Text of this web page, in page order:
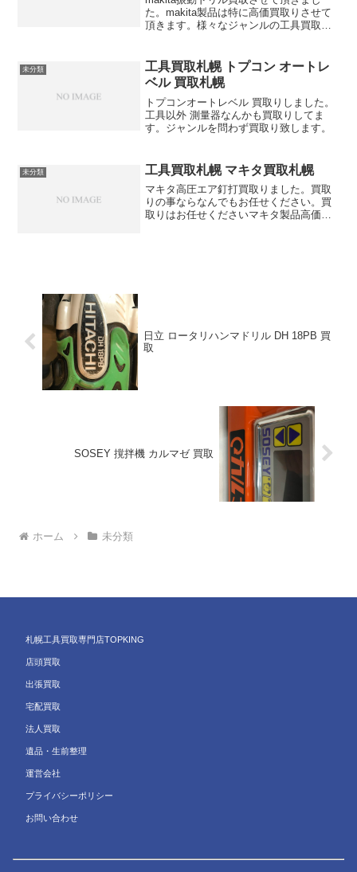
た。makita製品は特に高価買取りさせて
頂きます。様々なジャンルの工具買取し
未分類
工具買取札幌 トプコン オートレ
ベル 買取札幌
トプコンオートレベル 買取りしました。
工具以外 測量器なんかも買取りしてま
す。ジャンルを問わず買取り致します。
未分類 工具買取札幌 マキタ買取札幌
マキタ高圧エア釘打買取りました。買取
りの事ならなんでもお任せください。買
取りはお任せくださいマキタ製品高価買
日立 ロータリハンマドリル DH 18PB 買
取
SOSEY 撹拌機 カルマゼ 買取
ホーム 未分類
札幌工具買取専門店TOPKING
店頭買取
出張買取
宅配買取
法人買取
遺品・生前整理
運営会社
プライバシーポリシー
お問い合わせ